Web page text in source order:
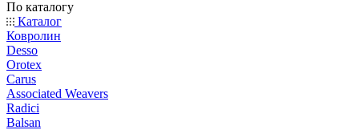
По каталогу
Каталог
Ковролин
Desso
Orotex
Carus
Associated Weavers
Radici
Balsan